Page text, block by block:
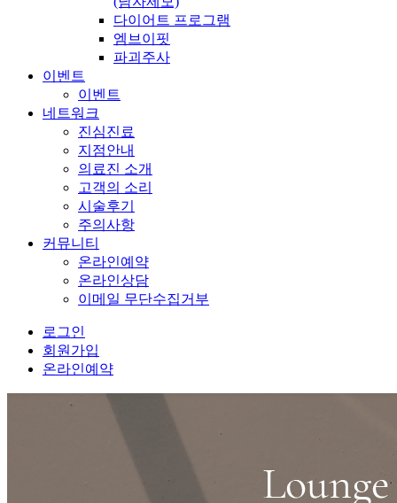
다이어트 프로그램
엠브이핏
파괴주사
이벤트
이벤트
네트워크
진심진료
지점안내
의료진 소개
고객의 소리
시술후기
주의사항
커뮤니티
온라인예약
온라인상담
이메일 무단수집거부
로그인
회원가입
온라인예약